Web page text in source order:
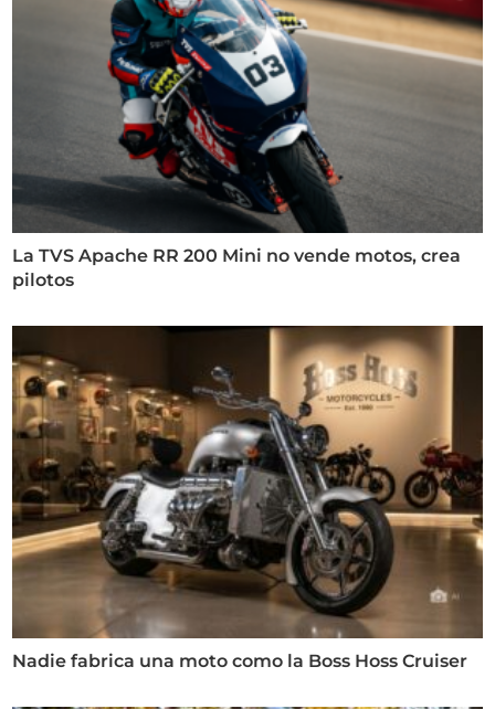
La TVS Apache RR 200 Mini no vende motos, crea
pilotos
Nadie fabrica una moto como la Boss Hoss Cruiser